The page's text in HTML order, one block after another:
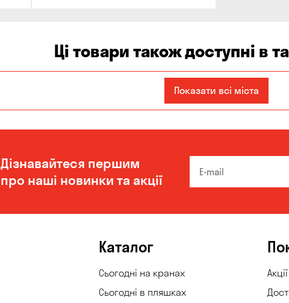
Ці товари також доступні в
Кам'янське
Миколаїв Одеса Олександрівка
Показати всі міста
Дізнавайтеся першим
про наші новинки та акції
Каталог
Сьогодні на кранах
Сьогодні в пляшках